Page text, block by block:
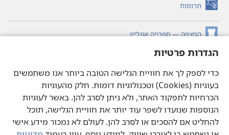
הגדרות פרטיות
כדי לספק לך את חוויית הגלישה הטובה ביותר אנו משתמשים
בעוגיות (Cookies) וטכנולוגיות דומות. חלק מהעוגיות
הכרחיות לתפקוד האתר, ולא ניתן לסרב להן. באשר לעוגיות
הנוספות שנועדו לשפר עוד יותר את חוויית הגלישה, תוכל
להחליט אם להסכים או לסרב להן. לעולם לא נמכור מידע אישי
תרומות (פותח
חלון
חדש) המצפה — ספרייה אונליין (פותח
חדש) JW Hub
®
חלון
ספריית המצפה